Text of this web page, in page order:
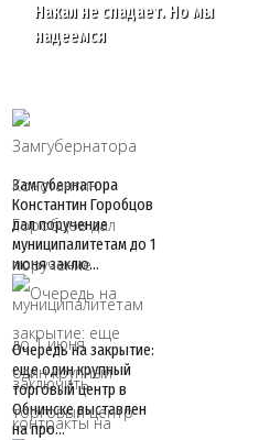
Накал не спадает. Но мы
надеемся
Замгубернатора
Константин Горобцов
дал поручение
муниципалитетам до 1
июня заклю…
Очередь на закрытие:
еще один крупный
торговый центр в
Обнинске выставлен
на про…